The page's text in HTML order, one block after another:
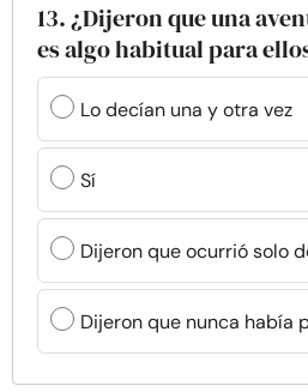
13. ¿Dijeron que una
es algo habitual para
Lo decían una y otra vez
Sí
Dijeron que ocurrió solo
Dijeron que nunca había